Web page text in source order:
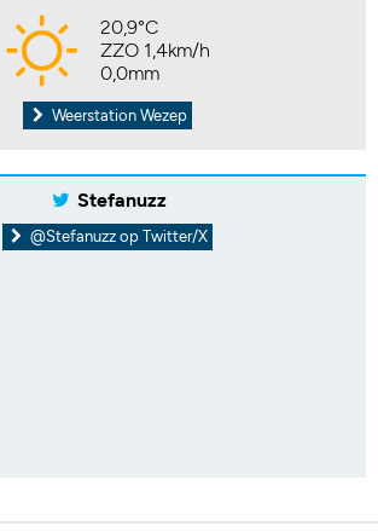
20,9°C
ZZO 1,4km/h
0,0mm
Weerstation Wezep
Stefanuzz
@Stefanuzz op Twitter/X